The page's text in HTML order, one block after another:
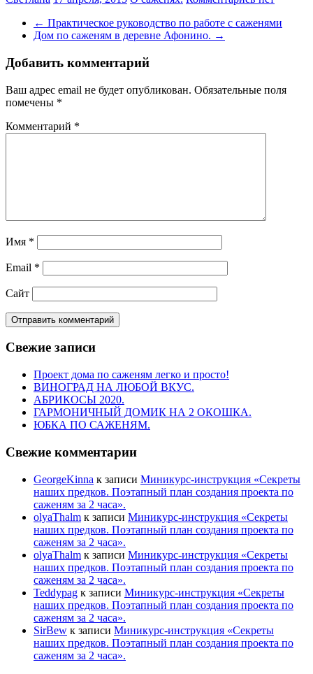
← Практическое руководство по работе с саженями
Дом по саженям в деревне Афонино. →
Добавить комментарий
Ваш адрес email не будет опубликован. Обязательные поля
помечены *
Комментарий *
Имя *
Email *
Сайт
Свежие записи
Проект дома по саженям легко и просто!
ВИНОГРАД НА ЛЮБОЙ ВКУС.
АБРИКОСЫ 2020.
ГАРМОНИЧНЫЙ ДОМИК НА 2 ОКОШКА.
ЮБКА ПО САЖЕНЯМ.
Свежие комментарии
GeorgeKinna к записи Миникурс-инструкция «Секреты
наших предков. Поэтапный план создания проекта по
саженям за 2 часа».
olyaThalm к записи Миникурс-инструкция «Секреты
наших предков. Поэтапный план создания проекта по
саженям за 2 часа».
olyaThalm к записи Миникурс-инструкция «Секреты
наших предков. Поэтапный план создания проекта по
саженям за 2 часа».
Teddypag к записи Миникурс-инструкция «Секреты
наших предков. Поэтапный план создания проекта по
саженям за 2 часа».
SirBew к записи Миникурс-инструкция «Секреты
наших предков. Поэтапный план создания проекта по
саженям за 2 часа».